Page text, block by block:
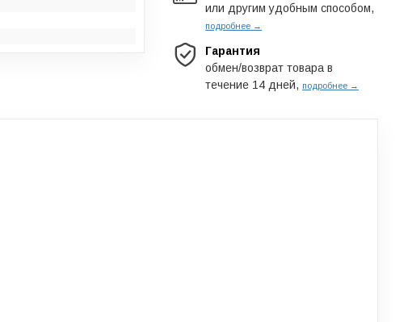
или другим удобным способом,
подробнее →
Гарантия
обмен/возврат товара в
течение 14 дней, подробнее →